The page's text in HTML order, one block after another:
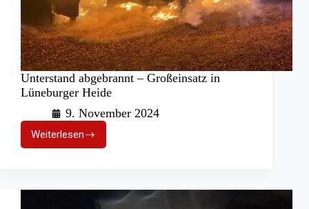
Unterstand abgebrannt – Großeinsatz in
Lüneburger Heide
9. November 2024
WeiterlesenUnterstand
abgebrannt
in
Lüneburger